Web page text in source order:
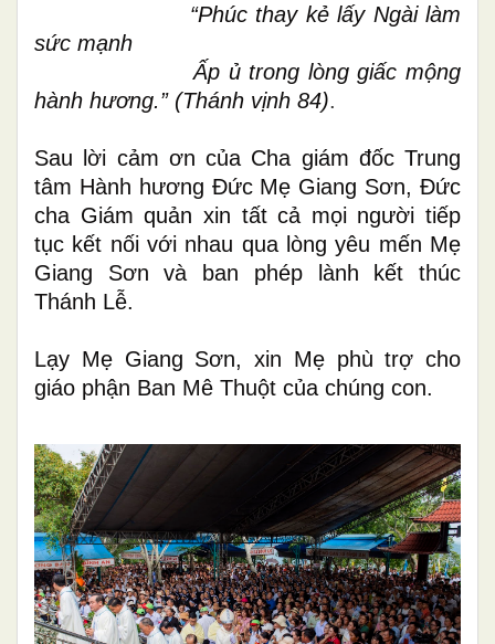
“Phúc thay kẻ lấy Ngài làm
sức mạnh
Ấp ủ trong lòng giấc mộng
hành hương.” (Thánh vịnh 84).
Sau lời cảm ơn của Cha giám đốc Trung
tâm Hành hương Đức Mẹ Giang Sơn, Đức
cha Giám quản xin tất cả mọi người tiếp
tục kết nối với nhau qua lòng yêu mến Mẹ
Giang Sơn và ban phép lành kết thúc
Thánh Lễ.
Lạy Mẹ Giang Sơn, xin Mẹ phù trợ cho
giáo phận Ban Mê Thuột của chúng con.